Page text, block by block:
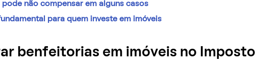
não compensar em alguns casos
para quem investe em imóveis
benfeitorias em imóveis no Imposto